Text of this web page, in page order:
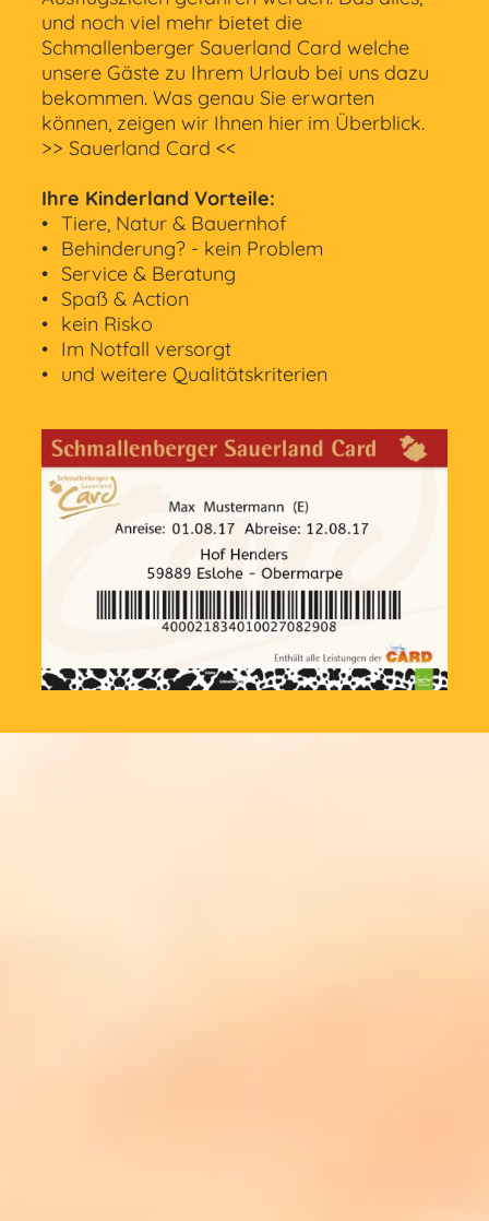
und noch viel mehr bietet die
Schmallenberger Sauerland Card welche
unsere Gäste zu Ihrem Urlaub bei uns dazu
bekommen. Was genau Sie erwarten
können, zeigen wir Ihnen hier im Überblick.
>> Sauerland Card <<
Ihre Kinderland Vorteile:
Tiere, Natur & Bauernhof
Behinderung? - kein Problem
Service & Beratung
Spaß & Action
kein Risko
Im Notfall versorgt
und weitere Qualitätskriterien